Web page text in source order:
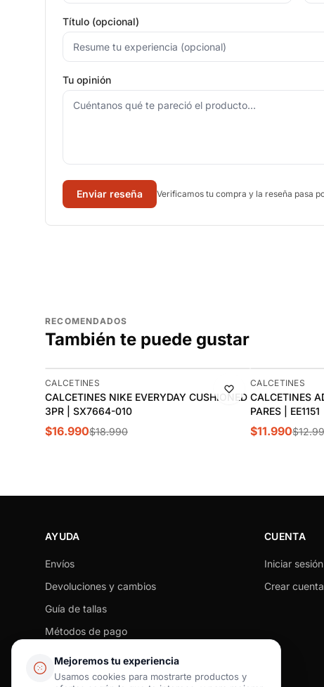
Mejoremos tu experiencia
Usamos cookies para mostrarte productos y
Título (opcional)
Tu opinión
Enviar reseña Verificamos tu compra y la reseña pasa
RECOMENDADOS
También te puede gustar
-11%
CALCETINES
CALCETINES NIKE EVERYDAY CUSHIONED
3PR | SX7664-010
$16.990$18.990
-8%
CALCETINES
CALCETINES
PARES | EE1151
$11.990
AYUDA
Envíos
Devoluciones y cambios
Guía de tallas
Métodos de pago
Preguntas frecuentes
CUENTA
Iniciar sesión
Crear cuenta